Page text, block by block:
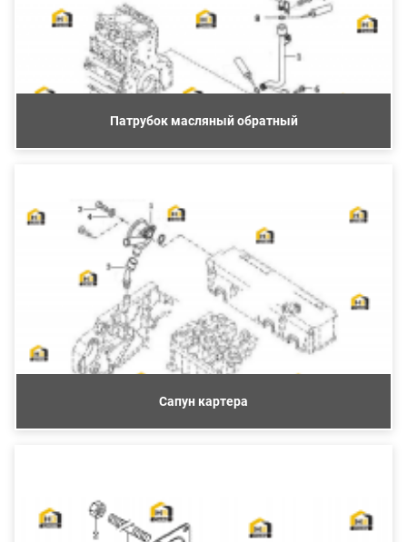
Патрубок масляный обратный
Сапун картера